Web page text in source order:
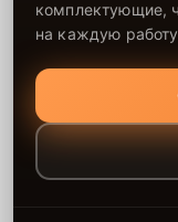
комплектующие,
на каждую